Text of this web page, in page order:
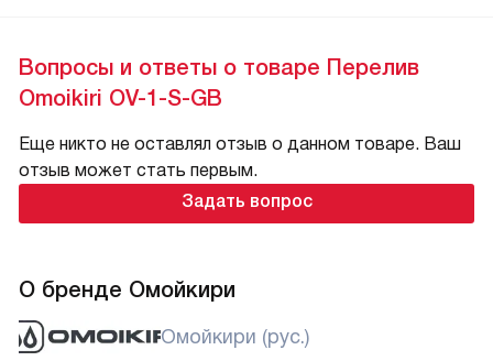
Вопросы и ответы о товаре Перелив
Omoikiri OV-1-S-GB
Еще никто не оставлял отзыв о данном товаре. Ваш
отзыв может стать первым.
Задать вопрос
О бренде Омойкири
Омойкири (рус.)